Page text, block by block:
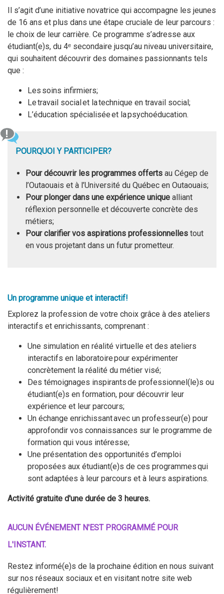
Il s’agit d’une initiative novatrice qui accompagne les jeunes
de 16 ans et plus dans une étape cruciale de leur parcours :
le choix de leur carrière. Ce programme s’adresse aux
étudiant(e)s, du 4ᵉ secondaire jusqu’au niveau universitaire,
qui souhaitent découvrir des domaines passionnants tels
que :
Les soins infirmiers;
Le travail social et la technique en travail social;
L’éducation spécialisée et la psychoéducation.
POURQUOI Y PARTICIPER?
Pour découvrir les programmes offerts au Cégep de
l’Outaouais et à l’Université du Québec en Outaouais;
Pour plonger dans une expérience unique alliant
réflexion personnelle et découverte concrète des
métiers;
Pour clarifier vos aspirations professionnelles tout
en vous projetant dans un futur prometteur.
Un programme unique et interactif!
Explorez la profession de votre choix grâce à des ateliers
interactifs et enrichissants, comprenant :
Une simulation en réalité virtuelle et des ateliers
interactifs en laboratoire pour expérimenter
concrètement la réalité du métier visé;
Des témoignages inspirants de professionnel(le)s ou
étudiant(e)s en formation, pour découvrir leur
expérience et leur parcours;
Un échange enrichissant avec un professeur(e) pour
approfondir vos connaissances sur le programme de
formation qui vous intéresse;
Une présentation des opportunités d’emploi
proposées aux étudiant(e)s de ces programmes qui
sont adaptées à leur parcours et à leurs aspirations.
Activité gratuite d'une durée de 3 heures.
AUCUN ÉVÉNEMENT N'EST PROGRAMMÉ POUR
L'INSTANT.
Restez informé(e)s de la prochaine édition en nous suivant
sur nos réseaux sociaux et en visitant notre site web
régulièrement!